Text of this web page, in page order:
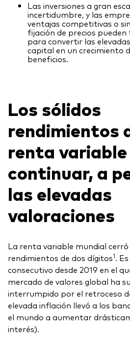
Las inversiones a gran
incertidumbre, y las
ventajas competitivas o
fijación de precios
para convertir las
capital en un crecimiento
beneficios.
Los sólidos
rendimientos
renta variable
continuar, a
las elevadas
valoraciones
La renta variable mundial cerró
rendimientos de dos dígitos1.
consecutivo desde 2019 en el
mercado de valores global ha
interrumpido por el retroceso
elevada inflación llevó a los
el mundo a aumentar
interés).